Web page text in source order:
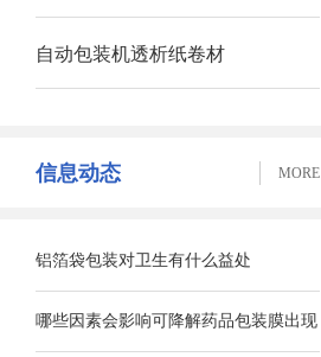
自动包装机透析纸卷材
信息动态 MORE
铝箔袋包装对卫生有什么益处
哪些因素会影响可降解药品包装膜出现